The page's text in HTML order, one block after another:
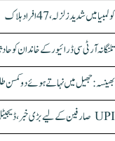
کولمبیا میں شدید زلزلہ، 47 افراد ہلاک
تلنگانہ آر ٹی سی ڈرائیور کے خاندان کو حادثاتی بیمہ کے
بھینسہ: جھیل میں نہاتے ہوئے دو
UPI صارفین کے لیے بڑی خبر، ڈیجیٹل ادائیگی پہلے کی طرح مفت رہے گی